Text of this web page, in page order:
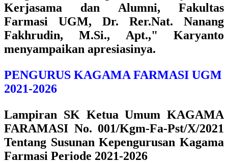
Kerjasama dan Alumni, Fakultas
Farmasi UGM, Dr. Rer.Nat. Nanang
Fakhrudin, M.Si., Apt.," Karyanto
menyampaikan apresiasinya.
PENGURUS KAGAMA FARMASI UGM
2021-2026
Lampiran SK Ketua Umum KAGAMA
FARAMASI No. 001/Kgm-Fa-Pst/X/2021
Tentang Susunan Kepengurusan Kagama
Farmasi Periode 2021-2026